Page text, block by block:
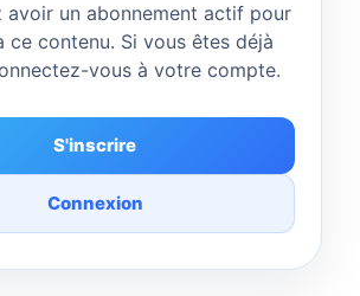
avoir un abonnement actif pour
ce contenu. Si vous êtes déjà
vous à votre compte.
S'inscrire
Connexion